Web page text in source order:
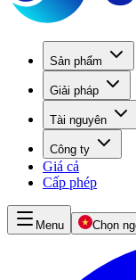
Sản phẩm
Giải pháp
Tài nguyên
Công ty
Giá cả
Cấp phép
Menu Chọn